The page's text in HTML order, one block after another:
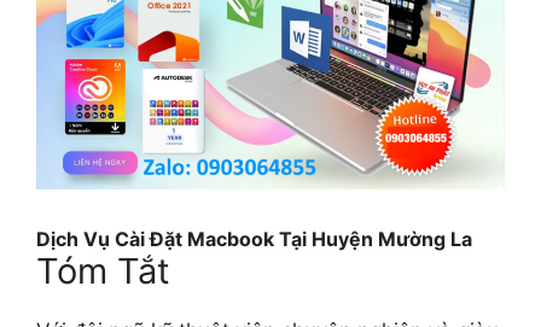
Dịch Vụ Cài Đặt Macbook Tại Huyện Mường La
Tóm Tắt